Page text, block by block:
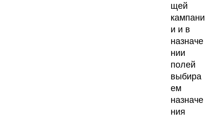
щей
кампани
и и в
назначе
нии
полей
выбира
ем
назначе
ния